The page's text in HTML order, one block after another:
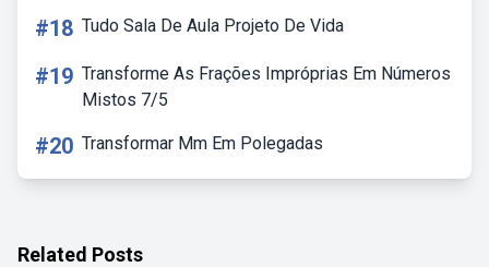
#18 Tudo Sala De Aula Projeto De Vida
#19 Transforme As Frações Impróprias Em Números
Mistos 7/5
#20 Transformar Mm Em Polegadas
Related Posts